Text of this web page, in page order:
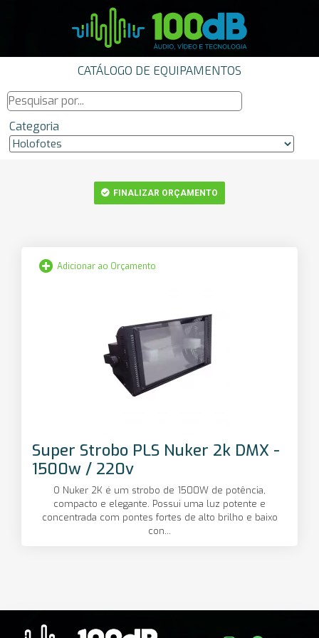
CATÁLOGO DE EQUIPAMENTOS
Categoria
FINALIZAR ORÇAMENTO
Adicionar ao Orçamento
Super Strobo PLS Nuker 2k DMX -
1500w / 220v
O Nuker 2K é um strobo de 1500W de potência,
compacto e elegante. Possui uma luz potente e
concentrada com pontes fortes de alto brilho e baixo
con...